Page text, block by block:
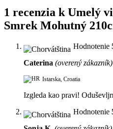
1 recenzia k Umelý
Smrek Mohutný
Hodnotenie
Caterina (overený zákazník)
Istarska, Croatia
Izgleda kao pravi!
Hodnotenie